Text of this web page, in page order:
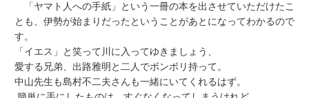
「ヤマト人への手紙」という一冊の本を出させていただけたこ
とも、伊勢が始まりだったということがあとになってわかるので
す。
「イエス」と笑って川に入ってゆきましょう、
愛する兄弟、出路雅明と二人でボンボリ持って。
中山先生も島村不二夫さんも一緒にいてくれるはず。